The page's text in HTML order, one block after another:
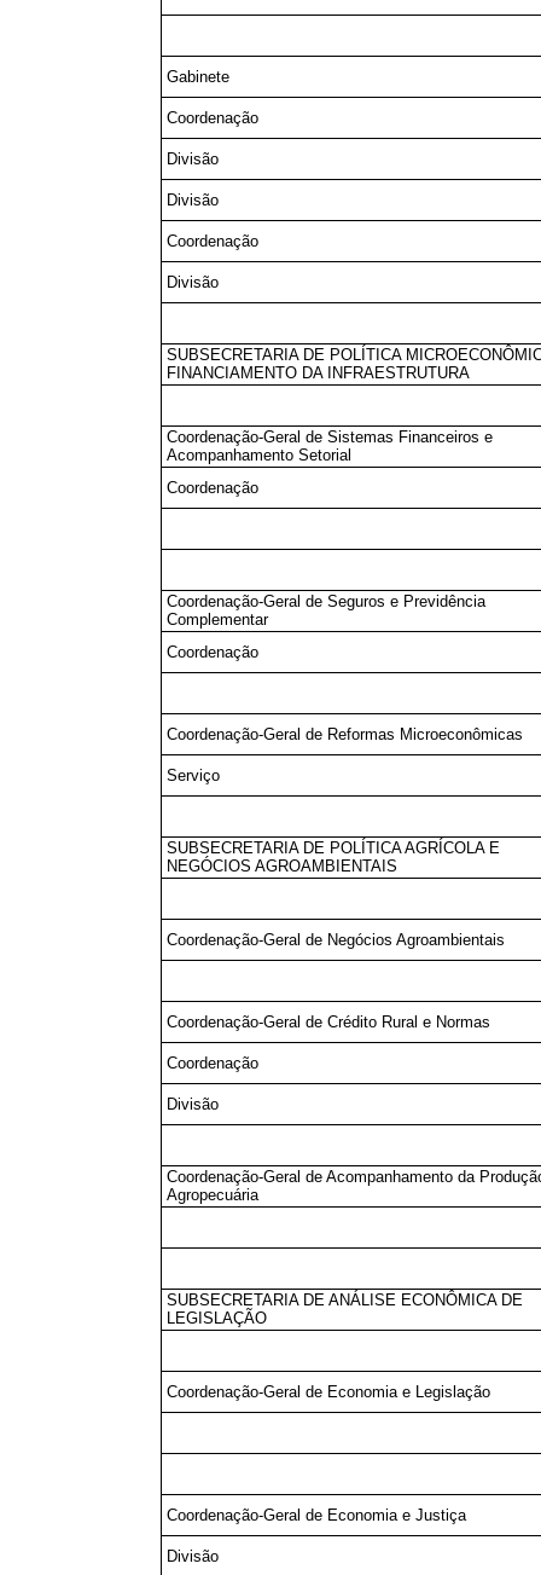
Gabinete
Coordenação
Divisão
Divisão
Coordenação
Divisão
SUBSECRETARIA DE POLÍTICA
FINANCIAMENTO DA INFRAESTRUTURA
Coordenação-Geral de Sistemas Financeiros e
Acompanhamento Setorial
Coordenação
Coordenação-Geral de Seguros e Previdência
Complementar
Coordenação
Coordenação-Geral de Reformas Microeconômicas
Serviço
SUBSECRETARIA DE POLÍTICA AGRÍCOLA E
NEGÓCIOS AGROAMBIENTAIS
Coordenação-Geral de Negócios Agroambientais
Coordenação-Geral de Crédito Rural e Normas
Coordenação
Divisão
Coordenação-Geral de Acompanhamento da
Agropecuária
SUBSECRETARIA DE ANÁLISE ECONÔMICA DE
LEGISLAÇÃO
Coordenação-Geral de Economia e Legislação
Coordenação-Geral de Economia e Justiça
Divisão